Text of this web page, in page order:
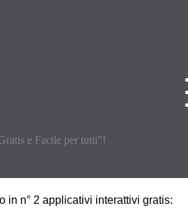
e Facile per tutti"!
in n° 2 applicativi interattivi gratis: